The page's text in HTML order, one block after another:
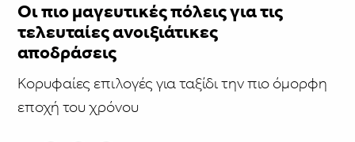
Οι πιο μαγευτικές πόλεις για τις
τελευταίες ανοιξιάτικες
αποδράσεις
Κορυφαίες επιλογές για ταξίδι την πιο όμορφη
εποχή του χρόνου